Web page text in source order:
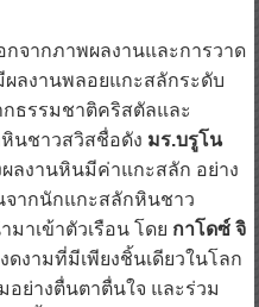
จากภาพผลงานและการวาด
ลงานพลอยแกะสลักระดับ
ธรรมชาติคริสตัลและ
นชาวสวิสชื่อดัง มร.บรูโน
ลงานหินมีค่าแกะสลัก อย่าง
จากนักแกะสลักหินชาว
มาเข้าตัวเรือน โดย กาโดซ์ จิ
ดงามที่มีเพียงชิ้นเดียวในโลก
อย่างตื่นตาตื่นใจ และร่วม